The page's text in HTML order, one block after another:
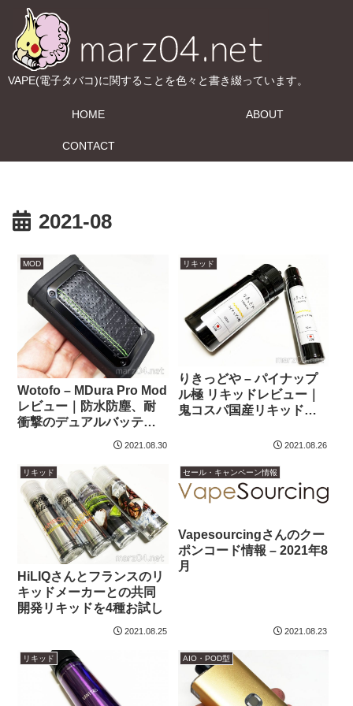
VAPE(電子タバコ)に関することを色々と書き綴っています。
HOME ABOUT
CONTACT
2021-08
MOD
Wotofo – MDura Pro Mod
レビュー｜防水防塵、耐
衝撃のデュアルバッテリ
2021.08.30
リキッド
りきっどや – パイナップ
ル極 リキッドレビュー｜
鬼コスパ国産リキッド、
2021.08.26
リキッド
HiLIQさんとフランスのリ
キッドメーカーとの共同
開発リキッドを4種お試し
2021.08.25
セール・キャンペーン情報
Vapesourcingさんのクー
ポンコード情報 – 2021年8
月
2021.08.23
リキッド AIO・POD型